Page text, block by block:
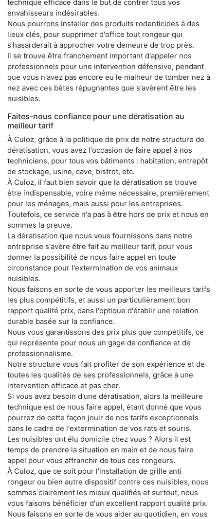
technique efficace dans le but de contrer tous vos
envahisseurs indésirables.
Nous pourrons installer des produits rodenticides à des
lieux clés, pour supprimer d'office tout rongeur qui
s'hasarderait à approcher votre demeure de trop près.
Il se trouve être franchement important d'appeler nos
professionnels pour une intervention défensive, pendant
que vous n'avez pas encore eu le malheur de tomber nez à
nez avec ces bêtes répugnantes que s'avèrent être les
nuisibles.
Faites-nous confiance pour une dératisation au
meilleur tarif
À Culoz, grâce à la politique de prix de notre structure de
dératisation, vous avez l'occasion de faire appel à nos
techniciens, pour tous vos bâtiments : habitation, entrepôt
de stockage, usine, cave, bistrot, etc.
À Culoz, il faut bien savoir que la dératisation se trouve
être indispensable, voire même nécessaire, premièrement
pour les ménages, mais aussi pour les entreprises.
Toutefois, ce service n'a pas à être hors de prix et nous en
sommes la preuve.
La dératisation que nous vous fournissons dans notre
entreprise s'avère être fait au meilleur tarif, pour vous
donner la possibilité de nous faire appel en toute
circonstance pour l'extermination de vos animaux
nuisibles.
Nous faisons en sorte de vous apporter les meilleurs tarifs
les plus compétitifs, et aussi un particulièrement bon
rapport qualité prix, dans l'optique d'établir une relation
durable basée sur la confiance.
Nous vous garantissons des prix plus que compétitifs, ce
qui représente pour nous un gage de confiance et de
professionnalisme.
Notre structure vous fait profiter de son expérience et de
toutes les qualités de ses professionnels, grâce à une
intervention efficace et pas cher.
Si vous avez besoin d'une dératisation, alors la meilleure
technique est de nous faire appel, étant donné que vous
pourrez de cette façon jouir de nos tarifs exceptionnels
dans le cadre de l'extermination de vos rats et souris.
Les nuisibles ont élu domicile chez vous ? Alors il est
temps de prendre la situation en main et de nous faire
appel pour vous affranchir de tous ces rongeurs.
À Culoz, que ce soit pour l'installation de grille anti
rongeur ou bien autre dispositif contre ces nuisibles, nous
sommes clairement les mieux qualifiés et surtout, nous
vous faisons bénéficier d'un excellent rapport qualité prix.
Nous faisons en sorte de vous aider au quotidien, en vous